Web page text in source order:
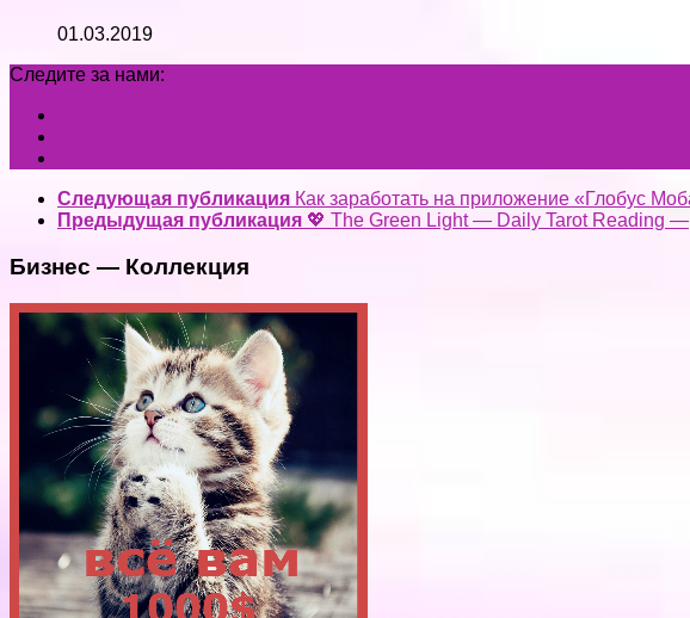
01.03.2019
Следите за нами:
Следующая публикация Как заработать на приложение «Глобус
Предыдущая публикация 💖 The Green Light — Daily Tarot Reading —
Бизнес — Коллекция